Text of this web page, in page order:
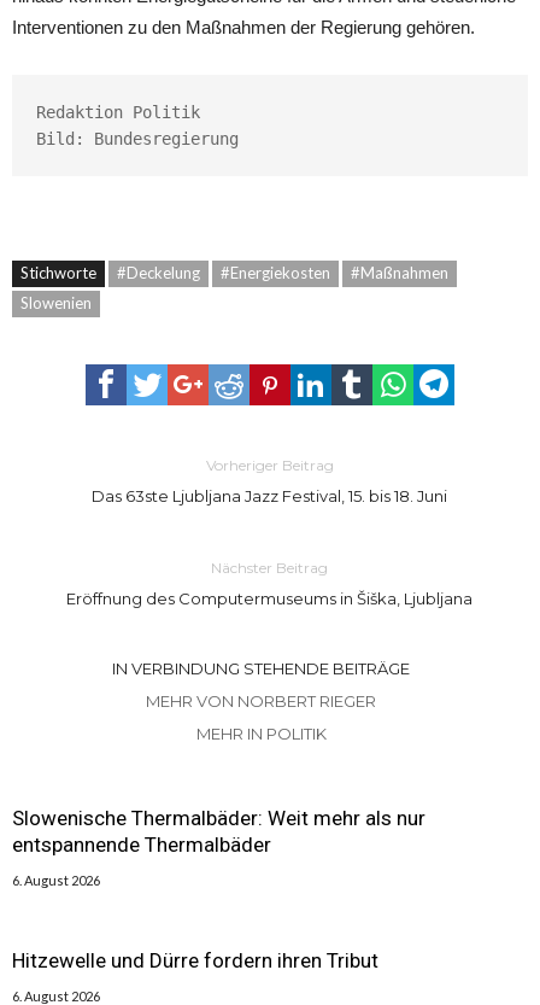
Interventionen zu den Maßnahmen der Regierung gehören.
Redaktion Politik
Bild: Bundesregierung
Stichworte #Deckelung #Energiekosten
#Maßnahmen
Slowenien
Vorheriger Beitrag
Das 63ste Ljubljana Jazz Festival, 15. bis 18. Juni
Nächster Beitrag
Eröffnung des Computermuseums in Šiška, Ljubljana
IN VERBINDUNG STEHENDE BEITRÄGE
MEHR VON NORBERT RIEGER
MEHR IN POLITIK
Slowenische Thermalbäder: Weit mehr als nur
entspannende Thermalbäder
6. August 2026
Hitzewelle und Dürre fordern ihren Tribut
6. August 2026